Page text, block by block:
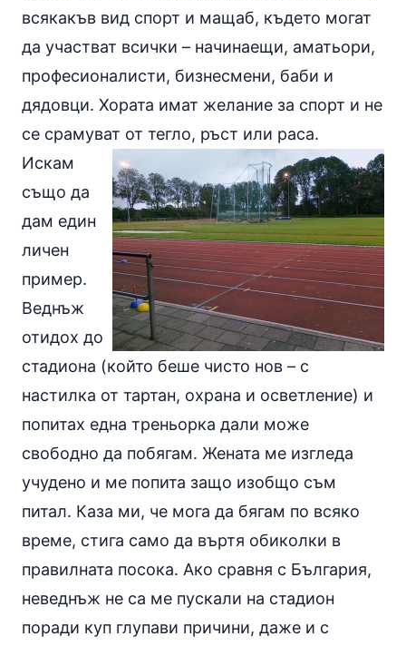
всякакъв вид спорт и мащаб, където могат
да участват всички – начинаещи, аматьори,
професионалисти, бизнесмени, баби и
дядовци. Хората имат желание за спорт и не
се срамуват от тегло, ръст или раса.
Искам
също да
дам един
личен
пример.
Веднъж
отидох до
стадиона (който беше чисто нов – с
настилка от тартан, охрана и осветление) и
попитах една треньорка дали може
свободно да побягам. Жената ме изгледа
учудено и ме попита защо изобщо съм
питал. Каза ми, че мога да бягам по всяко
време, стига само да въртя обиколки в
правилната посока. Ако сравня с България,
неведнъж не са ме пускали на стадион
поради куп глупави причини, даже и с